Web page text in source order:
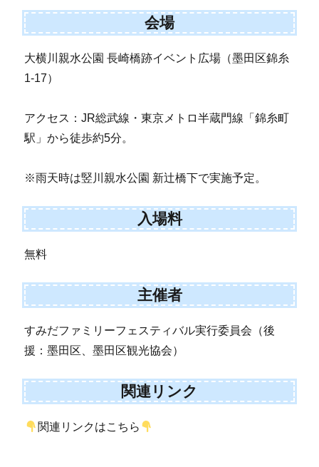
会場
大横川親水公園 長崎橋跡イベント広場（墨田区錦糸
1-17）
アクセス：JR総武線・東京メトロ半蔵門線「錦糸町
駅」から徒歩約5分。
※雨天時は竪川親水公園 新辻橋下で実施予定。
入場料
無料
主催者
すみだファミリーフェスティバル実行委員会（後
援：墨田区、墨田区観光協会）
関連リンク
関連リンクはこちら